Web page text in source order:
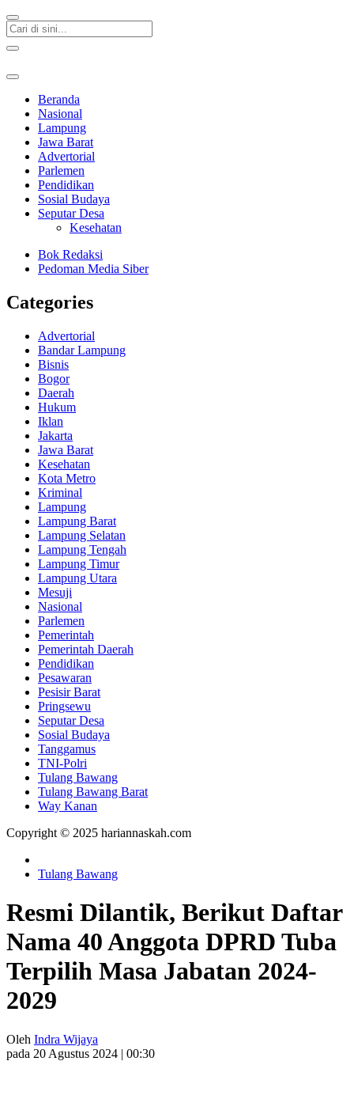
Beranda
Nasional
Lampung
Jawa Barat
Advertorial
Parlemen
Pendidikan
Sosial Budaya
Seputar Desa
Kesehatan
Bok Redaksi
Pedoman Media Siber
Categories
Advertorial
Bandar Lampung
Bisnis
Bogor
Daerah
Hukum
Iklan
Jakarta
Jawa Barat
Kesehatan
Kota Metro
Kriminal
Lampung
Lampung Barat
Lampung Selatan
Lampung Tengah
Lampung Timur
Lampung Utara
Mesuji
Nasional
Parlemen
Pemerintah
Pemerintah Daerah
Pendidikan
Pesawaran
Pesisir Barat
Pringsewu
Seputar Desa
Sosial Budaya
Tanggamus
TNI-Polri
Tulang Bawang
Tulang Bawang Barat
Way Kanan
Copyright © 2025 hariannaskah.com
Tulang Bawang
Resmi Dilantik, Berikut Daftar
Nama 40 Anggota DPRD Tuba
Terpilih Masa Jabatan 2024-
2029
Oleh Indra Wijaya
pada 20 Agustus 2024 | 00:30